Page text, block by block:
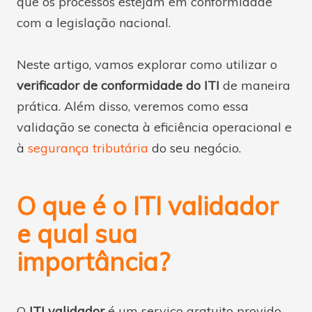
com a legislação nacional.
Neste artigo, vamos explorar como utilizar o
verificador de conformidade do ITI de maneira
prática. Além disso, veremos como essa
validação se conecta à eficiência operacional e
à segurança tributária do seu negócio.
O que é o ITI validador
e qual sua
importância?